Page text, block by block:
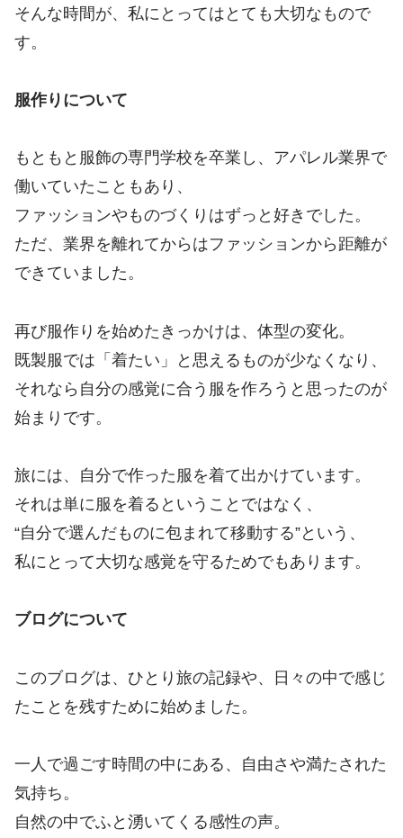
そんな時間が、私にとってはとても大切なもので
す。
服作りについて
もともと服飾の専門学校を卒業し、アパレル業界で
働いていたこともあり、
ファッションやものづくりはずっと好きでした。
ただ、業界を離れてからはファッションから距離が
できていました。
再び服作りを始めたきっかけは、体型の変化。
既製服では「着たい」と思えるものが少なくなり、
それなら自分の感覚に合う服を作ろうと思ったのが
始まりです。
旅には、自分で作った服を着て出かけています。
それは単に服を着るということではなく、
“自分で選んだものに包まれて移動する”という、
私にとって大切な感覚を守るためでもあります。
ブログについて
このブログは、ひとり旅の記録や、日々の中で感じ
たことを残すために始めました。
一人で過ごす時間の中にある、自由さや満たされた
気持ち。
自然の中でふと湧いてくる感性の声。